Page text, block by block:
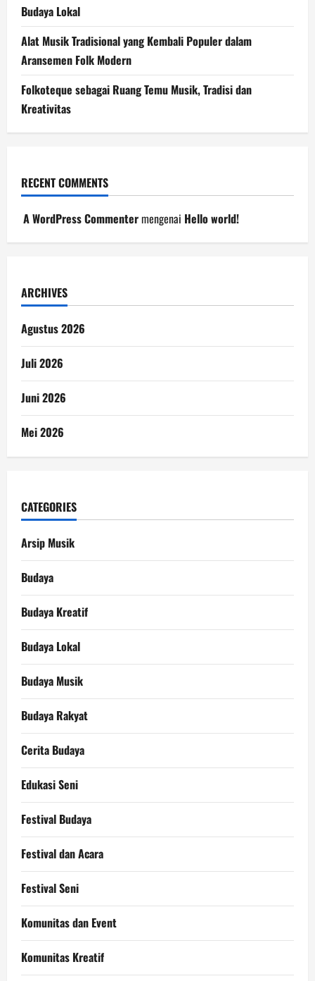
Budaya Lokal
Alat Musik Tradisional yang Kembali Populer dalam
Aransemen Folk Modern
Folkoteque sebagai Ruang Temu Musik, Tradisi dan
Kreativitas
RECENT COMMENTS
A WordPress Commentermengenai Hello world!
ARCHIVES
Agustus 2026
Juli 2026
Juni 2026
Mei 2026
CATEGORIES
Arsip Musik
Budaya
Budaya Kreatif
Budaya Lokal
Budaya Musik
Budaya Rakyat
Cerita Budaya
Edukasi Seni
Festival Budaya
Festival dan Acara
Festival Seni
Komunitas dan Event
Komunitas Kreatif